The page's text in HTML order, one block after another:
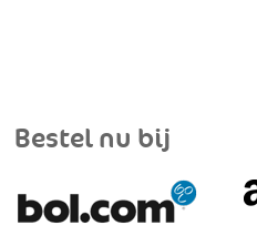
Bestel nu bij